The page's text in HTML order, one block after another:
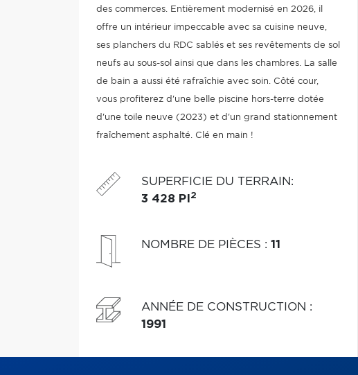
des commerces. Entièrement modernisé en 2026, il
offre un intérieur impeccable avec sa cuisine neuve,
ses planchers du RDC sablés et ses revêtements de sol
neufs au sous-sol ainsi que dans les chambres. La salle
de bain a aussi été rafraîchie avec soin. Côté cour,
vous profiterez d'une belle piscine hors-terre dotée
d'une toile neuve (2023) et d'un grand stationnement
fraîchement asphalté. Clé en main !
SUPERFICIE DU TERRAIN:
3 428 PI 2
NOMBRE DE PIÈCES : 11
ANNÉE DE CONSTRUCTION :
1991